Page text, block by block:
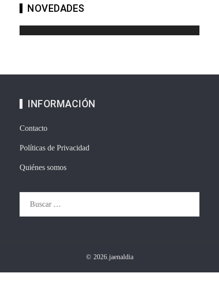
NOVEDADES
INFORMACIÓN
Contacto
Políticas de Privacidad
Quiénes somos
© 2026.jaenaldia